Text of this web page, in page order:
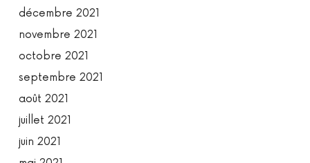
décembre 2021
novembre 2021
octobre 2021
septembre 2021
août 2021
juillet 2021
juin 2021